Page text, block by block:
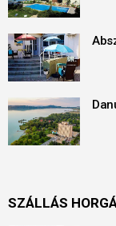
SZÁLLÁS